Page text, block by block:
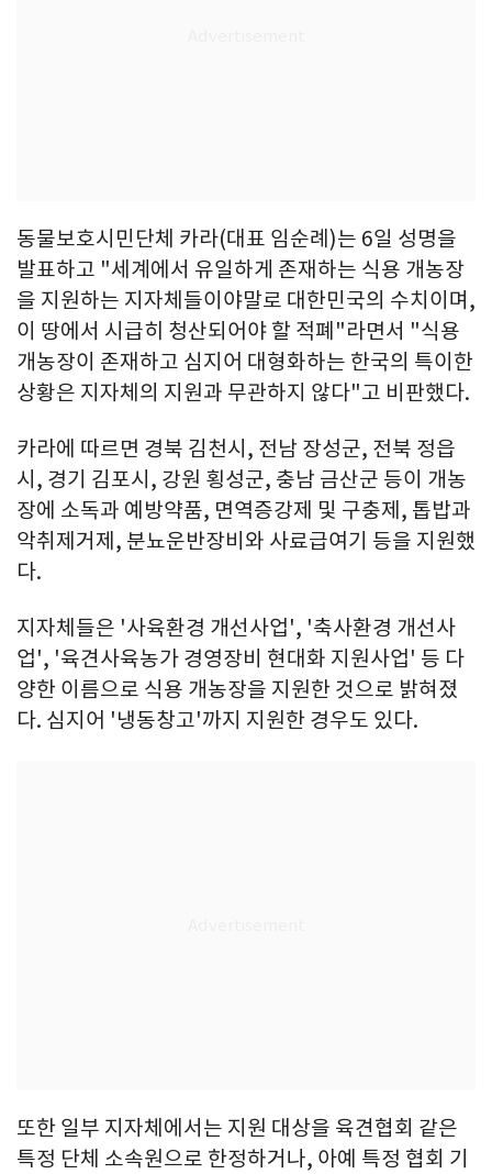
동물보호시민단체 카라(대표 임순례)는 6일 성명을
발표하고 "세계에서 유일하게 존재하는 식용 개농장
을 지원하는 지자체들이야말로 대한민국의 수치이며,
이 땅에서 시급히 청산되어야 할 적폐"라면서 "식용
개농장이 존재하고 심지어 대형화하는 한국의 특이한
상황은 지자체의 지원과 무관하지 않다"고 비판했다.
카라에 따르면 경북 김천시, 전남 장성군, 전북 정읍
시, 경기 김포시, 강원 횡성군, 충남 금산군 등이 개농
장에 소독과 예방약품, 면역증강제 및 구충제, 톱밥과
악취제거제, 분뇨운반장비와 사료급여기 등을 지원했
다.
지자체들은 '사육환경 개선사업', '축사환경 개선사
업', '육견사육농가 경영장비 현대화 지원사업' 등 다
양한 이름으로 식용 개농장을 지원한 것으로 밝혀졌
다. 심지어 '냉동창고'까지 지원한 경우도 있다.
또한 일부 지자체에서는 지원 대상을 육견협회 같은
특정 단체 소속원으로 한정하거나, 아예 특정 협회 기